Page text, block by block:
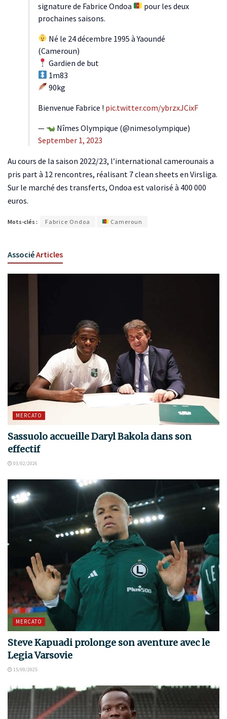
signature de Fabrice Ondoa
pour les deux
prochaines saisons.
Né le 24 décembre 1995 à Yaoundé
(Cameroun)
Gardien de but
1m83
90kg
Bienvenue Fabrice ! pic.twitter.com/ybrzxJCixF
—
Nîmes Olympique (@nimesolympique)
September 1, 2023
Au cours de la saison 2022/23, l’international camerounais a
pris part à 12 rencontres, réalisant 7 clean sheets en Virsliga.
Sur le marché des transferts, Ondoa est valorisé à 400 000
euros.
Mots-clés : Fabrice Ondoa Cameroun
AssociéArticles
MERCATO
Sassuolo accueille Daryl Bakola dans son
effectif
03/02/2026
MERCATO
Steve Kapuadi prolonge son aventure avec le
Legia Varsovie
15/09/2025